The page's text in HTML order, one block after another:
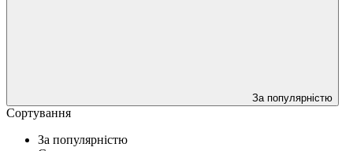
За популярністю
Сортування
За популярністю